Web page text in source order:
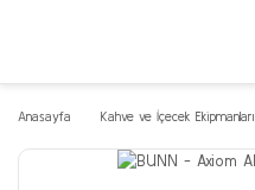
Anasayfa Kahve ve İçecek Ekipmanları